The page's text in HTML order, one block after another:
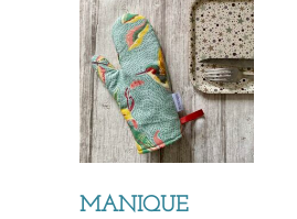
MANIQUE